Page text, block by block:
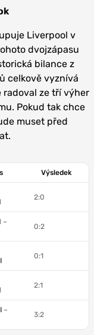
Liverpool v
dvojzápasu
bilance z
celkově vyznívá
radoval ze tří výher
Pokud tak chce
muset před
Výsledek
2:0
–
0:2
0:1
2:1
–
3:2